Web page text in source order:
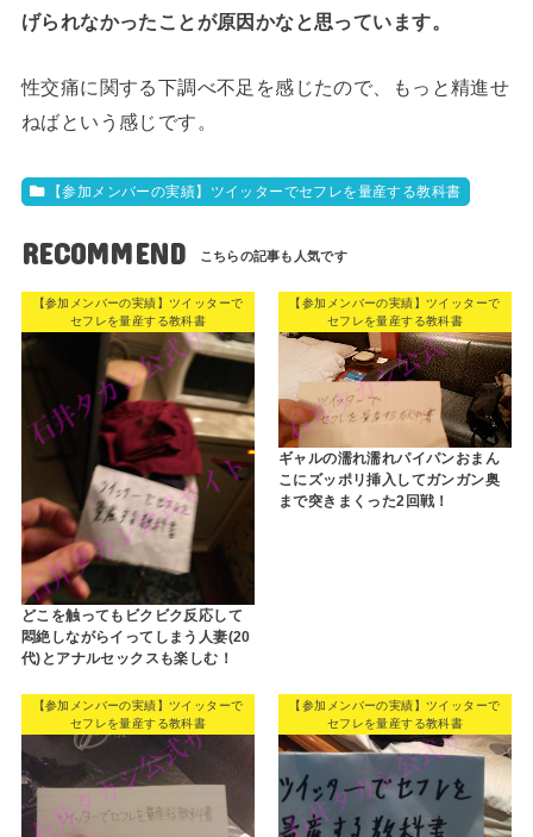
げられなかったことが原因かなと思っています。
性交痛に関する下調べ不足を感じたので、もっと精進せ
ねばという感じです。
【参加メンバーの実績】ツイッターでセフレを量産する教科書
RECOMMEND
【参加メンバーの実績】ツイッターで
セフレを量産する教科書
どこを触ってもビクビク反応して
悶絶しながらイってしまう人妻(20
代)とアナルセックスも楽しむ！
【参加メンバーの実績】ツイッターで
セフレを量産する教科書
ギャルの濡れ濡れパイパンおまん
こにズッポリ挿入してガンガン奥
まで突きまくった2回戦！
【参加メンバーの実績】ツイッターで
セフレを量産する教科書
【参加メンバーの実績】ツイッターで
セフレを量産する教科書